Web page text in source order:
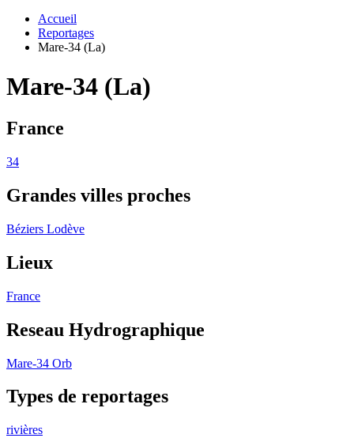
Accueil
Reportages
Mare-34 (La)
Mare-34 (La)
France
34
Grandes villes proches
Béziers Lodève
Lieux
France
Reseau Hydrographique
Mare-34 Orb
Types de reportages
rivières